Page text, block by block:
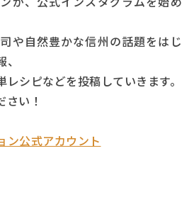
や自然豊かな信州の話題をはじ
シピなどを投稿していきます。
い！
ン公式アカウント